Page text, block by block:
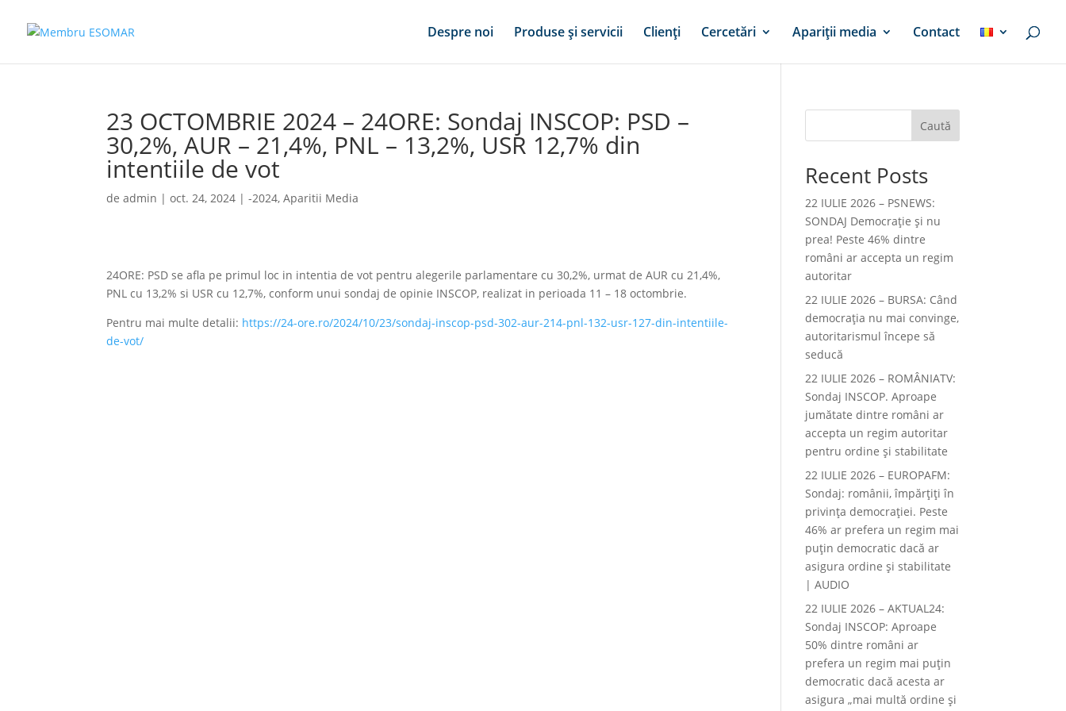
Despre noi Produse și servicii Clienți Cercetări Apariții media Contact
23 OCTOMBRIE 2024 – 24ORE: Sondaj INSCOP: PSD –
30,2%, AUR – 21,4%, PNL – 13,2%, USR 12,7% din
intentiile de vot
deadmin |oct. 24, 2024 |-2024,Aparitii Media
24ORE: PSD se afla pe primul loc in intentia de vot pentru alegerile parlamentare cu 30,2%, urmat de AUR cu 21,4%,
PNL cu 13,2% si USR cu 12,7%, conform unui sondaj de opinie INSCOP, realizat in perioada 11 – 18 octombrie.
Pentru mai multe detalii: https://24-ore.ro/2024/10/23/sondaj-inscop-psd-302-aur-214-pnl-132-usr-127-din-intentiile-
de-vot/
Caută
Recent Posts
22 IULIE 2026 – PSNEWS:
SONDAJ Democrație și nu
prea! Peste 46% dintre
români ar accepta un regim
autoritar
22 IULIE 2026 – BURSA: Când
democraţia nu mai convinge,
autoritarismul începe să
seducă
22 IULIE 2026 – ROMÂNIATV:
Sondaj INSCOP. Aproape
jumătate dintre români ar
accepta un regim autoritar
pentru ordine și stabilitate
22 IULIE 2026 – EUROPAFM:
Sondaj: românii, împărțiți în
privința democrației. Peste
46% ar prefera un regim mai
puțin democratic dacă ar
asigura ordine și stabilitate
| AUDIO
22 IULIE 2026 – AKTUAL24:
Sondaj INSCOP: Aproape
50% dintre români ar
prefera un regim mai puțin
democratic dacă acesta ar
asigura „mai multă ordine și